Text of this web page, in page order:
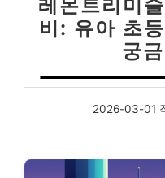
레몬트리미
비: 유아 초
궁
2026-03-01